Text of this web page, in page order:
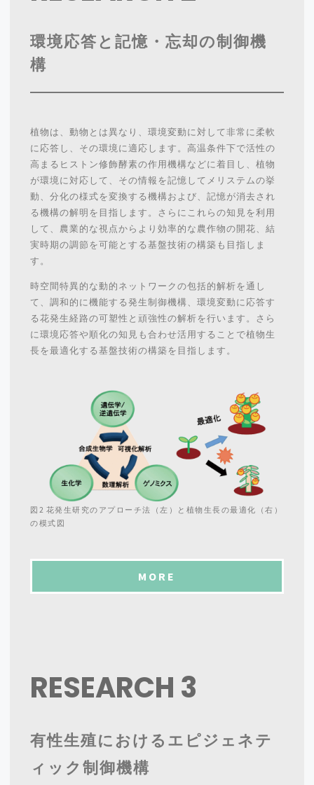
環境応答と記憶・忘却の制御機
構
植物は、動物とは異なり、環境変動に対して非常に柔軟
に応答し、その環境に適応します。高温条件下で活性の
高まるヒストン修飾酵素の作用機構などに着目し、植物
が環境に対応して、その情報を記憶してメリステムの挙
動、分化の様式を変換する機構および、記憶が消去され
る機構の解明を目指します。さらにこれらの知見を利用
して、農業的な視点からより効率的な農作物の開花、結
実時期の調節を可能とする基盤技術の構築も目指しま
す。
時空間特異的な動的ネットワークの包括的解析を通し
て、調和的に機能する発生制御機構、環境変動に応答す
る花発生経路の可塑性と頑強性の解析を行います。さら
に環境応答や順化の知見も合わせ活用することで植物生
長を最適化する基盤技術の構築を目指します。
図2 花発生研究のアプローチ法（左）と植物生長の最適化（右）
の模式図
MORE
RESEARCH 3
有性生殖におけるエピジェネテ
ィック制御機構